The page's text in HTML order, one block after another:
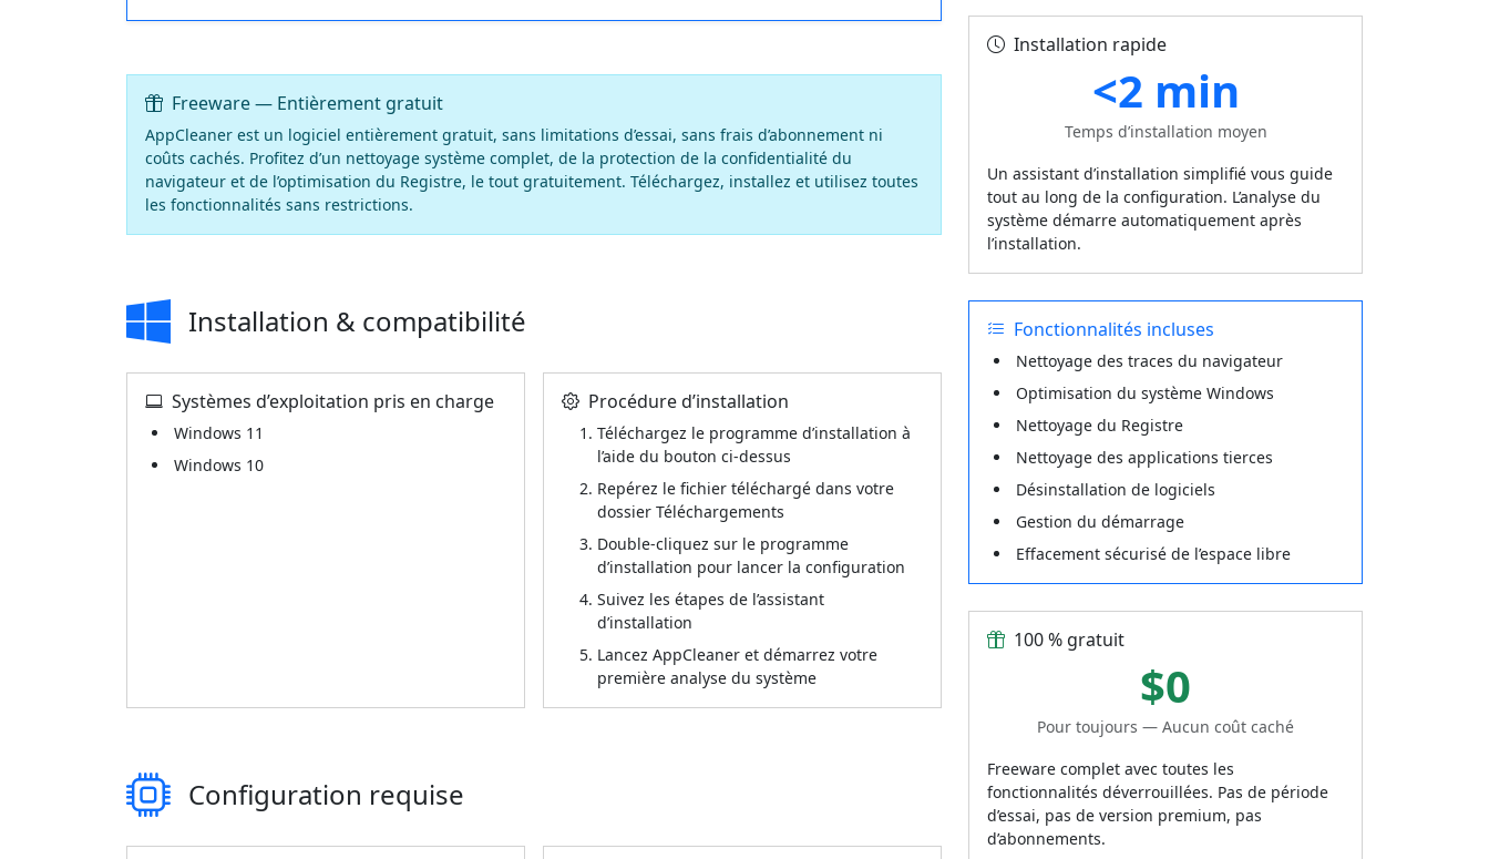
Freeware — Entièrement gratuit
AppCleaner est un logiciel entièrement gratuit, sans limitations d’essai, sans frais d’abonnement ni
coûts cachés. Profitez d’un nettoyage système complet, de la protection de la confidentialité du
navigateur et de l’optimisation du Registre, le tout gratuitement. Téléchargez, installez et utilisez toutes
les fonctionnalités sans restrictions.
Installation & compatibilité
Systèmes d’exploitation pris en charge
Windows 11
Windows 10
Procédure d’installation
Téléchargez le programme d’installation à
l’aide du bouton ci-dessus
Repérez le fichier téléchargé dans votre
dossier Téléchargements
Double-cliquez sur le programme
d’installation pour lancer la configuration
Suivez les étapes de l’assistant
d’installation
Lancez AppCleaner et démarrez votre
première analyse du système
Configuration requise
Installation rapide
<2 min
Temps d’installation moyen
Un assistant d’installation simplifié vous guide
tout au long de la configuration. L’analyse du
système démarre automatiquement après
l’installation.
Fonctionnalités incluses
Nettoyage des traces du navigateur
Optimisation du système Windows
Nettoyage du Registre
Nettoyage des applications tierces
Désinstallation de logiciels
Gestion du démarrage
Effacement sécurisé de l’espace libre
100 % gratuit
$0
Pour toujours — Aucun coût caché
Freeware complet avec toutes les
fonctionnalités déverrouillées. Pas de période
d’essai, pas de version premium, pas
d’abonnements.